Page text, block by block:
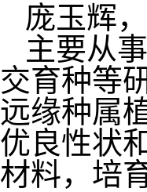
庞玉辉
主要从
交育种等
远缘种属
优良性状
材料，培